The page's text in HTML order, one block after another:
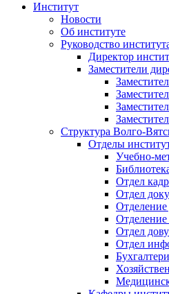
Институт
Новости
Об институте
Руководство
Директор
Заместители
Структура Волго-
Отделы
Учебно-
Отдел
Отдел
Отделение
Отделение
Отдел
Отдел